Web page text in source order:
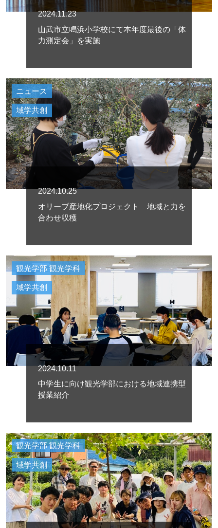
2024.11.23
山武市立鳴浜小学校にて本年度最後の「体
力測定会」を実施
ニュース
域学共創
2024.10.25
オリーブ産地化プロジェクト 地域と力を
合わせ収穫
観光学部 観光学科
域学共創
2024.10.11
中学生に向け観光学部における地域連携型
授業紹介
観光学部 観光学科
域学共創